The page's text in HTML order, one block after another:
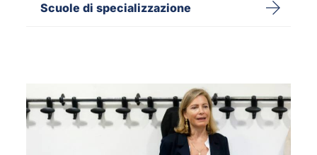
Scuole di specializzazione